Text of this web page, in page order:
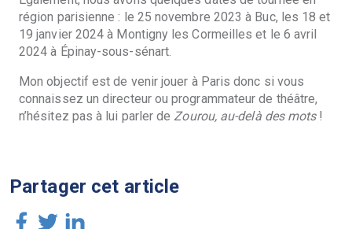
région parisienne : le 25 novembre 2023 à Buc, les 18 et
19 janvier 2024 à Montigny les Cormeilles et le 6 avril
2024 à Épinay-sous-sénart.
Mon objectif est de venir jouer à Paris donc si vous
connaissez un directeur ou programmateur de théâtre,
n’hésitez pas à lui parler deZourou, au-delà des mots !
Partager cet article